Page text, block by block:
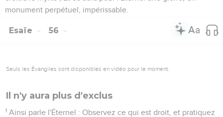
monument perpétuel, impérissable.
Esaïe 56
Seuls les Évangiles sont disponibles en vidéo pour le moment.
Il n'y aura plus d'exclus
1 Ainsi parle l'Éternel : Observez ce qui est droit, et pratiquez